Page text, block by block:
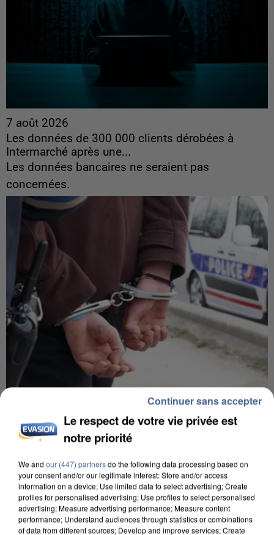
7 août 2026
Les données de 300 000 clients dérobées à
Intermarché après une...
Les données bancaires ne seraient pas
concernées.
Un second cadre de la DZ Mafia interpellé en
Algérie
quelques jours plus tôt.
Le respect de votre vie privée est
notre priorité
We and our (447) partnersdo the following data processing based on
your consent and/or our legitimate interest: Store and/or access
information on a device; Use limited data to select advertising; Create
profiles for personalised advertising; Use profiles to select personalised
advertising; Measure advertising performance; Measure content
performance; Understand audiences through statistics or combinations
of data from different sources; Develop and improve services; Create
Continuer sans accepter